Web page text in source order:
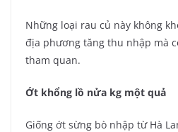
Những loại rau củ này không
địa phương tăng thu nhập mà
tham quan.
Ớt khổng lồ nửa kg một quả
Giống ớt sừng bò nhập từ Hà